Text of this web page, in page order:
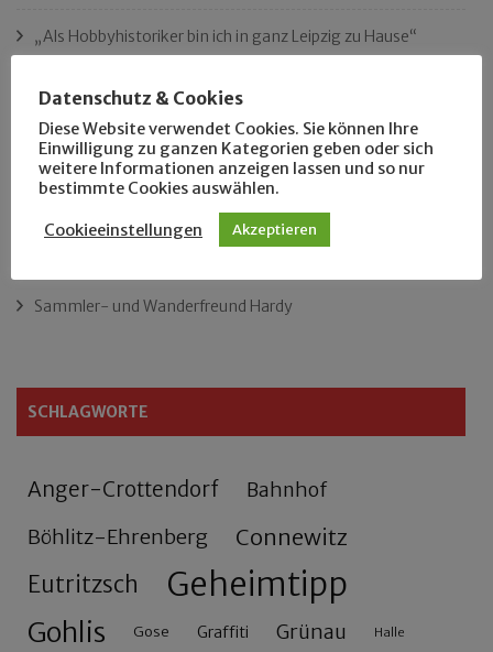
„Als Hobbyhistoriker bin ich in ganz Leipzig zu Hause“
Das neue Eutritzsch-Buch
Der Leipziger Schmiedetag von 1904
Rennfahrer in Schönefeld und Zschocher
Zu Fuß durch Anger-Crottendorf
Sammler- und Wanderfreund Hardy
SCHLAGWORTE
Anger-Crottendorf Bahnhof
Böhlitz-Ehrenberg Connewitz
Eutritzsch Geheimtipp
Gohlis Gose Graffiti Grünau Halle
Datenschutz & Cookies
Diese Website verwendet Cookies. Sie können Ihre
Einwilligung zu ganzen Kategorien geben oder sich
weitere Informationen anzeigen lassen und so nur
bestimmte Cookies auswählen.
Cookieeinstellungen Akzeptieren